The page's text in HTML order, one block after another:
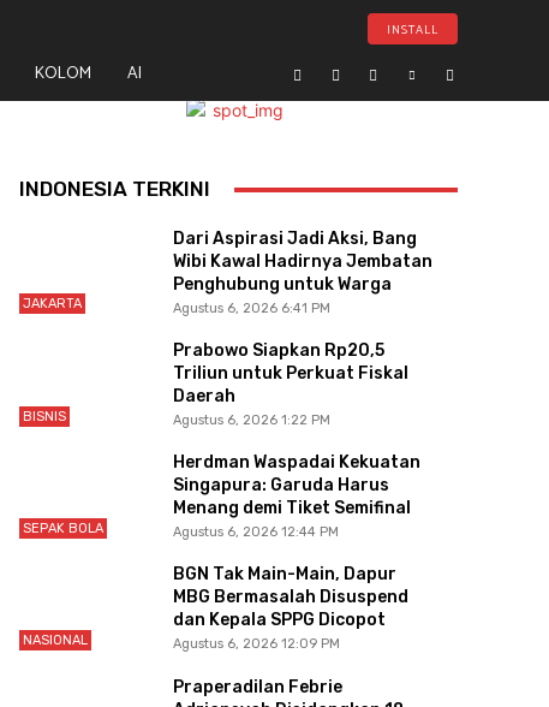
INSTALL
KOLOM AI
INDONESIA TERKINI
JAKARTA
Dari Aspirasi Jadi Aksi, Bang
Wibi Kawal Hadirnya Jembatan
Penghubung untuk Warga
Agustus 6, 2026 6:41 PM
BISNIS
Prabowo Siapkan Rp20,5
Triliun untuk Perkuat Fiskal
Daerah
Agustus 6, 2026 1:22 PM
SEPAK BOLA
Herdman Waspadai Kekuatan
Singapura: Garuda Harus
Menang demi Tiket Semifinal
Agustus 6, 2026 12:44 PM
NASIONAL
BGN Tak Main-Main, Dapur
MBG Bermasalah Disuspend
dan Kepala SPPG Dicopot
Agustus 6, 2026 12:09 PM
Praperadilan Febrie